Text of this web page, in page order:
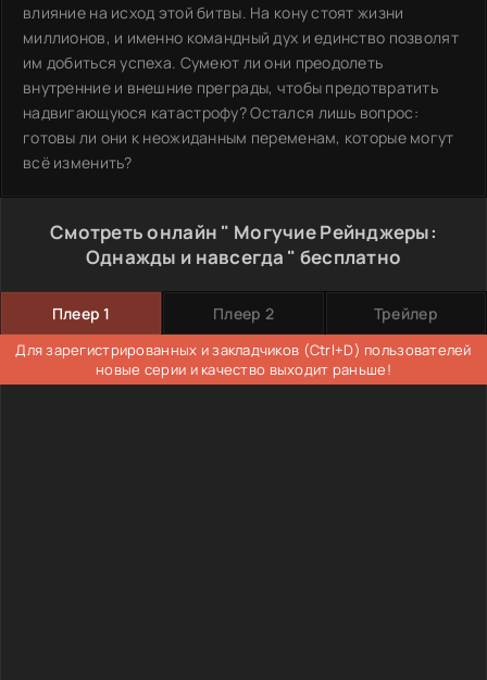
влияние на исход этой битвы. На кону стоят жизни
миллионов, и именно командный дух и единство позволят
им добиться успеха. Сумеют ли они преодолеть
внутренние и внешние преграды, чтобы предотвратить
надвигающуюся катастрофу? Остался лишь вопрос:
готовы ли они к неожиданным переменам, которые могут
всё изменить?
Смотреть онлайн " Могучие Рейнджеры:
Однажды и навсегда " бесплатно
Плеер 1 Плеер 2 Трейлер
Для зарегистрированных и закладчиков (Ctrl+D) пользователей
новые серии и качество выходит раньше!